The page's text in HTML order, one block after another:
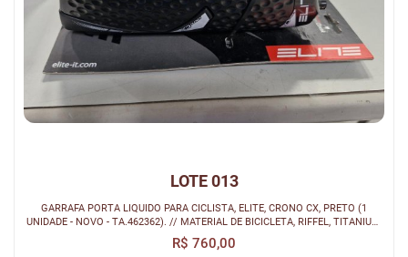
LOTE 013
GARRAFA PORTA LIQUIDO PARA CICLISTA, ELITE, CRONO CX, PRETO (1
UNIDADE - NOVO - TA.462362). // MATERIAL DE BICICLETA, RIFFEL, TITANIUM,
R$ 760,00